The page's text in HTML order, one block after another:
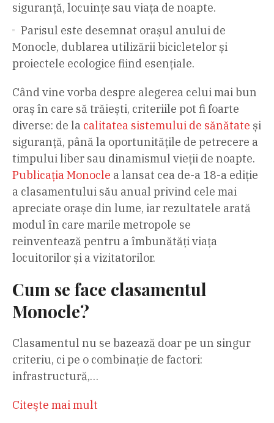
siguranță, locuințe sau viața de noapte.
Parisul este desemnat orașul anului de
Monocle, dublarea utilizării bicicletelor și
proiectele ecologice fiind esențiale.
Când vine vorba despre alegerea celui mai bun
oraș în care să trăiești, criteriile pot fi foarte
diverse: de la calitatea sistemului de sănătate și
siguranță, până la oportunitățile de petrecere a
timpului liber sau dinamismul vieții de noapte.
Publicația Monocle a lansat cea de-a 18-a ediție
a clasamentului său anual privind cele mai
apreciate orașe din lume, iar rezultatele arată
modul în care marile metropole se
reinventează pentru a îmbunătăți viața
locuitorilor și a vizitatorilor.
Cum se face clasamentul
Monocle?
Clasamentul nu se bazează doar pe un singur
criteriu, ci pe o combinație de factori:
infrastructură,…
Citeşte mai mult